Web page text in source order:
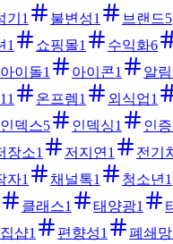
기 1 불변성1 브랜드5
1 쇼핑몰1 수익화6
아이돌1 아이콘1 알
11 온프렘1 외식업1
인덱스5 인덱싱1 인
장소1 저지연 1 전기
자1 채널톡1 청소년 1
클래스1 태양광1
샵1 편향성1 폐쇄망